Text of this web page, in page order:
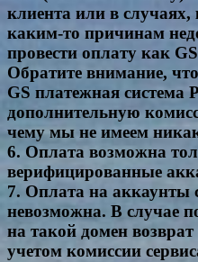
клиента или в случаях,
каким-то причинам
провести оплату как
Обратите внимание,
GS платежная система
дополнительную
чему мы не имеем
6. Оплата возможна
верифицированные
7. Оплата на
невозможна. В случае
на такой домен возврат
учетом комиссии